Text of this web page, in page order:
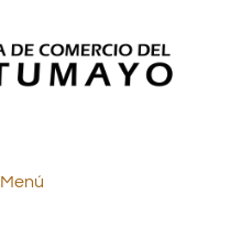
Menú